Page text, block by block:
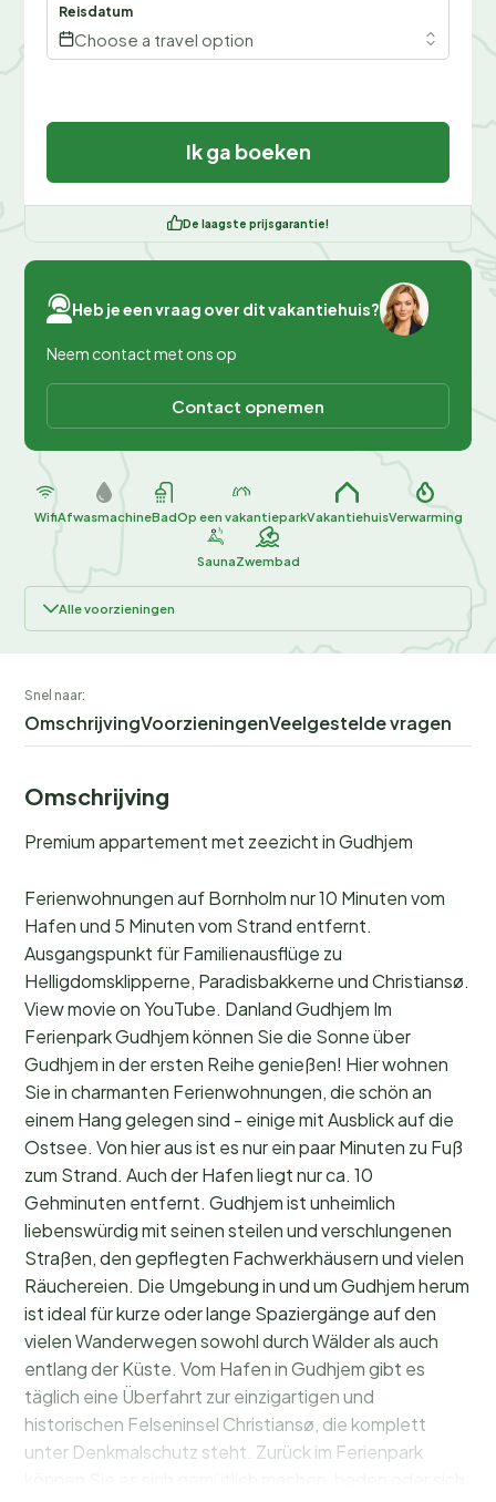
Reisdatum
Choose a travel option
Ik ga boeken
De laagste prijsgarantie!
Heb je een vraag over dit vakantiehuis?
Neem contact met ons op
Contact opnemen
WifiAfwasmachineBadOp een vakantieparkVakantiehuisVerwarming
SaunaZwembad
Alle voorzieningen
Snel naar:
OmschrijvingVoorzieningenVeelgestelde vragen
Omschrijving
Premium appartement met zeezicht in Gudhjem
Ferienwohnungen auf Bornholm nur 10 Minuten vom
Hafen und 5 Minuten vom Strand entfernt.
Ausgangspunkt für Familienausflüge zu
Helligdomsklipperne, Paradisbakkerne und Christiansø.
View movie on YouTube. Danland Gudhjem Im
Ferienpark Gudhjem können Sie die Sonne über
Gudhjem in der ersten Reihe genießen! Hier wohnen
Sie in charmanten Ferienwohnungen, die schön an
einem Hang gelegen sind - einige mit Ausblick auf die
Ostsee. Von hier aus ist es nur ein paar Minuten zu Fuß
zum Strand. Auch der Hafen liegt nur ca. 10
Gehminuten entfernt. Gudhjem ist unheimlich
liebenswürdig mit seinen steilen und verschlungenen
Straßen, den gepflegten Fachwerkhäusern und vielen
Räuchereien. Die Umgebung in und um Gudhjem herum
ist ideal für kurze oder lange Spaziergänge auf den
vielen Wanderwegen sowohl durch Wälder als auch
entlang der Küste. Vom Hafen in Gudhjem gibt es
täglich eine Überfahrt zur einzigartigen und
historischen Felseninsel Christiansø, die komplett
unter Denkmalschutz steht. Zurück im Ferienpark